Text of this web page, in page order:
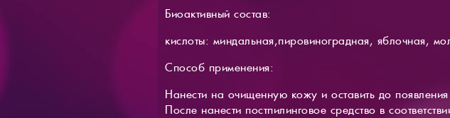
Биоактивный состав:
кислоты: миндальная,пировиноградная, яблочная,
Способ применения:
Нанести на очищенную кожу и оставить до
После нанести постпилинговое средство в